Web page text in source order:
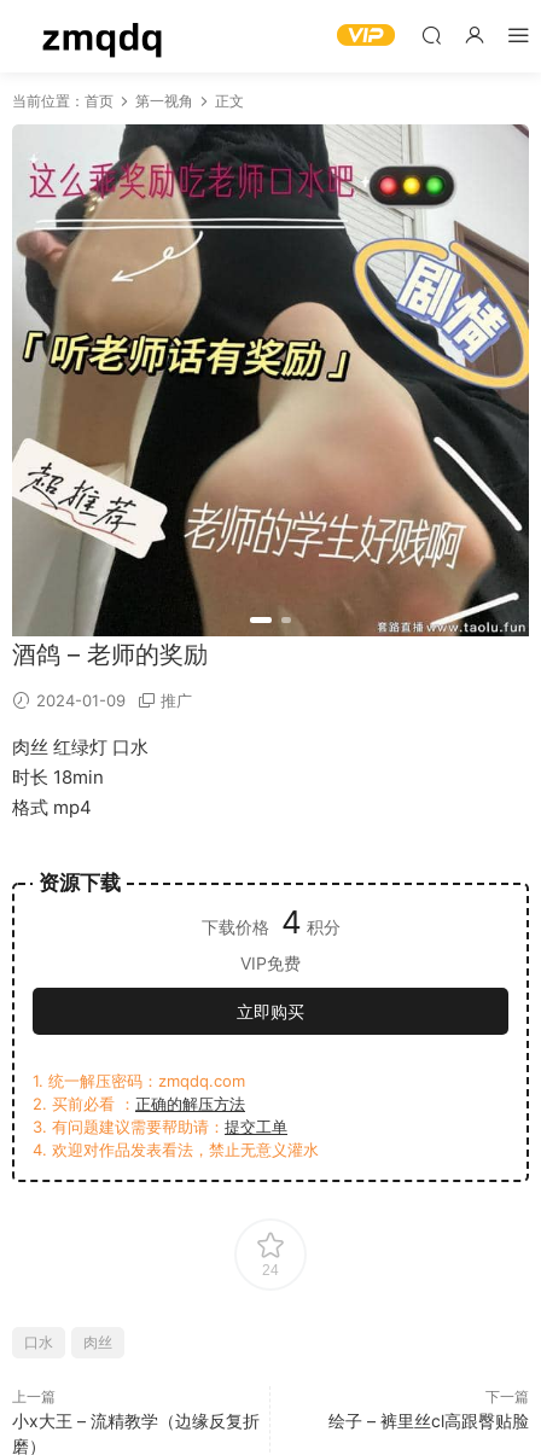
当前位置： 首页 第一视角 正文
酒鸽 – 老师的奖励
2024-01-09 推广
肉丝 红绿灯 口水
时长 18min
格式 mp4
资源下载
下载价格 4 积分
VIP免费
立即购买
1. 统一解压密码：zmqdq.com
2. 买前必看 ： 正确的解压方法
3. 有问题建议需要帮助请： 提交工单
4. 欢迎对作品发表看法，禁止无意义灌水
24
口水 肉丝
上一篇
小x大王 – 流精教学（边缘反复折
磨）
下一篇
绘子 – 裤里丝cl高跟臀贴脸